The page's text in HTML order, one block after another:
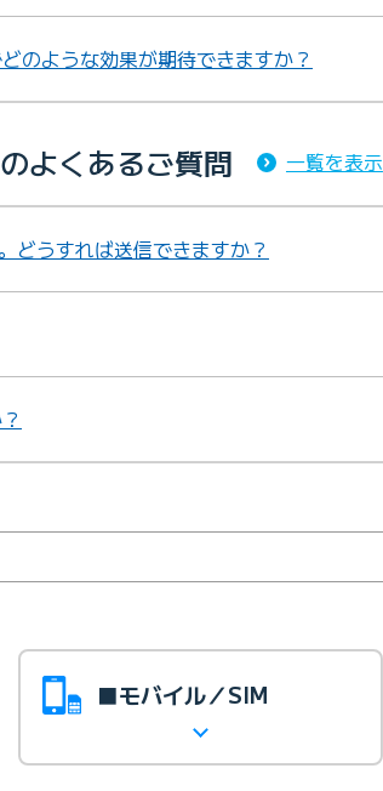
のような効果が期待できますか？
よくあるご質問 一覧を表示
どうすれば送信できますか？
■モバイル／SIM